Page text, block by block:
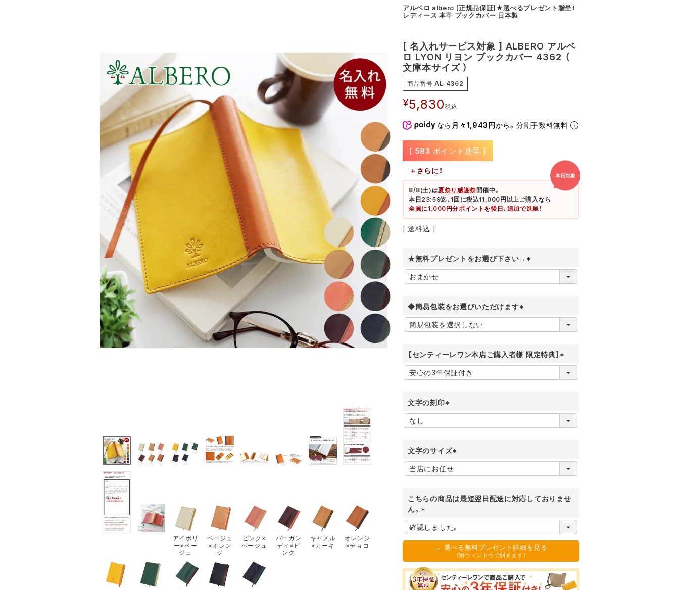
アイボリ
ー×ベー
ジュ
ベージュ
×オレン
ジ
ピンク×
ベージュ
バーガン
ディ×ピ
ンク
キャメル
×カーキ
オレンジ
×チョコ
アルベロ albero [正規品保証]★選べるプレゼント贈呈！
レディース 本革 ブックカバー 日本製
[ 名入れサービス対象 ] ALBERO アルベ
ロ LYON リヨン ブックカバー 4362 （
文庫本サイズ ）
商品番号 AL-4362
¥5,830税込
なら 月々1,943円から。分割手数料無料
[ 583 ポイント進呈 ]
＋さらに！
本日対象
8/8(土)は夏祭り感謝祭開催中。
本日23:59迄、1回に税込11,000円以上ご購入なら
全員に1,000円分ポイントを後日、追加で進呈！
送料込
★無料プレゼントをお選び下さい→
(
必
◆簡易包装をお選びいただけます
(
必
)
【センティーレワン本店ご購入者様 限定特典】
(
必
文字の刻印
(
必
)
文字のサイズ
(
必
)
こちらの商品は最短翌日配送に対応しておりませ
ん。
(
必
→ 選べる無料プレゼント詳細を見る
（別ウィンドウで開きます）